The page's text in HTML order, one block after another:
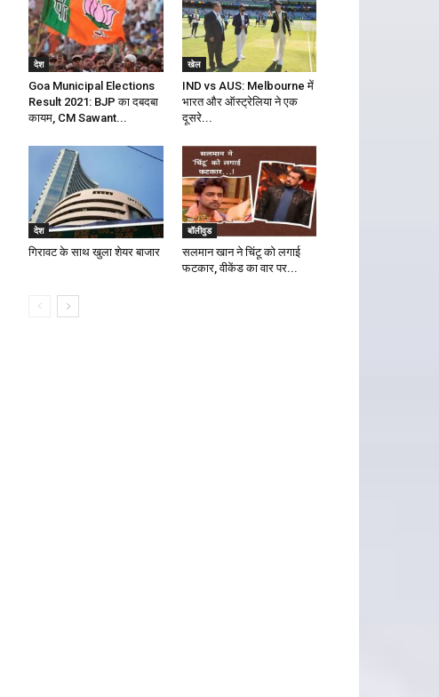
देश
Goa Municipal Elections
Result 2021: BJP का दबदबा
कायम, CM Sawant...
खेल
IND vs AUS: Melbourne में
भारत और ऑस्ट्रेलिया ने एक
दूसरे...
देश
गिरावट के साथ खुला शेयर बाजार
बॉलीवुड
सलमान खान ने चिंटू को लगाई
फटकार, वीकेंड का वार पर...